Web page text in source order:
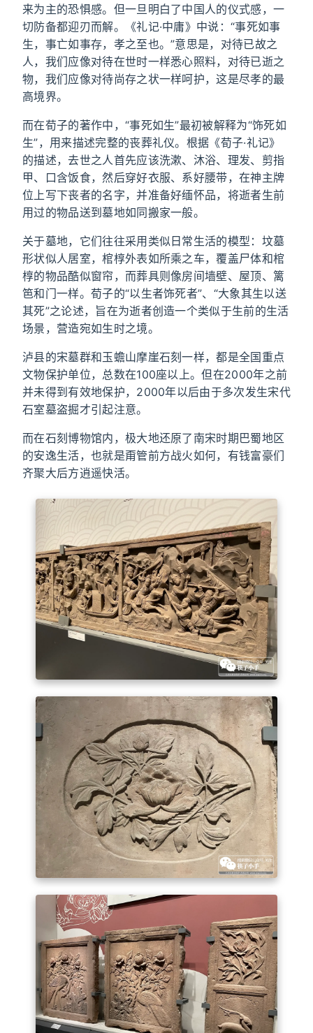
来为主的恐惧感。但一旦明白了中国人的仪式感，一
切防备都迎刃而解。《礼记·中庸》中说：“事死如事
生，事亡如事存，孝之至也。”意思是，对待已故之
人，我们应像对待在世时一样悉心照料，对待已逝之
物，我们应像对待尚存之状一样呵护，这是尽孝的最
高境界。
而在荀子的著作中，“事死如生”最初被解释为“饰死如
生”，用来描述完整的丧葬礼仪。根据《荀子·礼记》
的描述，去世之人首先应该洗漱、沐浴、理发、剪指
甲、口含饭食，然后穿好衣服、系好腰带，在神主牌
位上写下丧者的名字，并准备好缅怀品，将逝者生前
用过的物品送到墓地如同搬家一般。
关于墓地，它们往往采用类似日常生活的模型：坟墓
形状似人居室，棺椁外表如所乘之车，覆盖尸体和棺
椁的物品酷似窗帘，而葬具则像房间墙壁、屋顶、篱
笆和门一样。荀子的“以生者饰死者”、“大象其生以送
其死”之论述，旨在为逝者创造一个类似于生前的生活
场景，营造宛如生时之境。
泸县的宋墓群和玉蟾山摩崖石刻一样，都是全国重点
文物保护单位，总数在100座以上。但在2000年之前
并未得到有效地保护，2000年以后由于多次发生宋代
石室墓盗掘才引起注意。
而在石刻博物馆内，极大地还原了南宋时期巴蜀地区
的安逸生活，也就是甭管前方战火如何，有钱富豪们
齐聚大后方逍遥快活。